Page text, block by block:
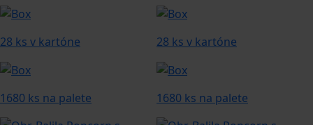
28 ks v kartóne
1680 ks na palete
28 ks v kartóne
1680 ks na palete